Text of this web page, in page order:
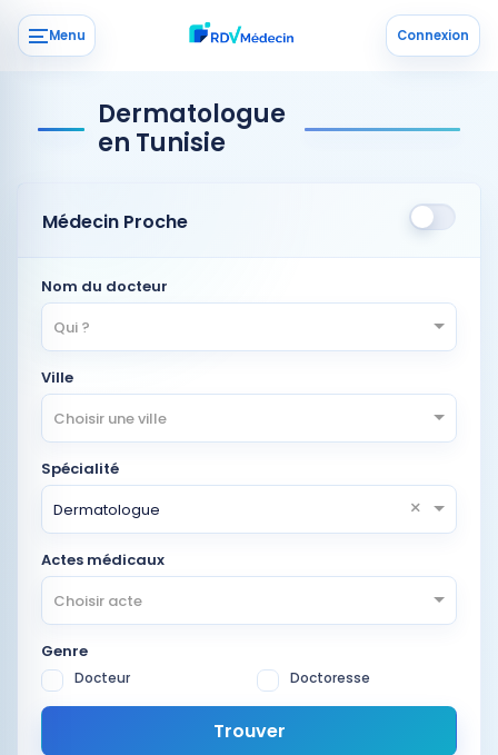
Menu Connexion
Dermatologue
en Tunisie
Médecin Proche
Nom du docteur
Qui ?
Ville
Choisir une ville
Spécialité
Dermatologue
×
Actes médicaux
Choisir acte
Genre
Docteur Doctoresse
Trouver